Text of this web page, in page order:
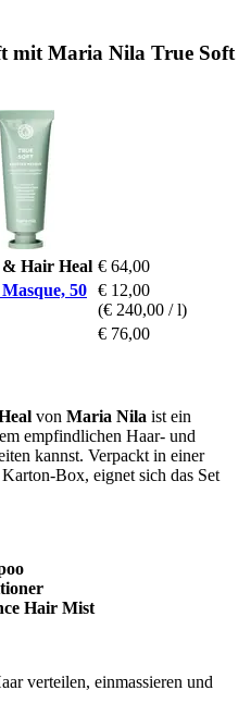
mit Maria Nila True Soft
Hair Heal € 64,00
50 € 12,00
(€ 240,00 / l)
€ 76,00
von Maria Nila ist ein
empfindlichen Haar- und
kannst. Verpackt in einer
Box, eignet sich das Set
Hair Mist
verteilen, einmassieren und